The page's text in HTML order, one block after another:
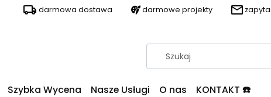
darmowa dostawa darmowe projekty
Szybka Wycena Nasze Usługi O nas KONTAKT ☎️